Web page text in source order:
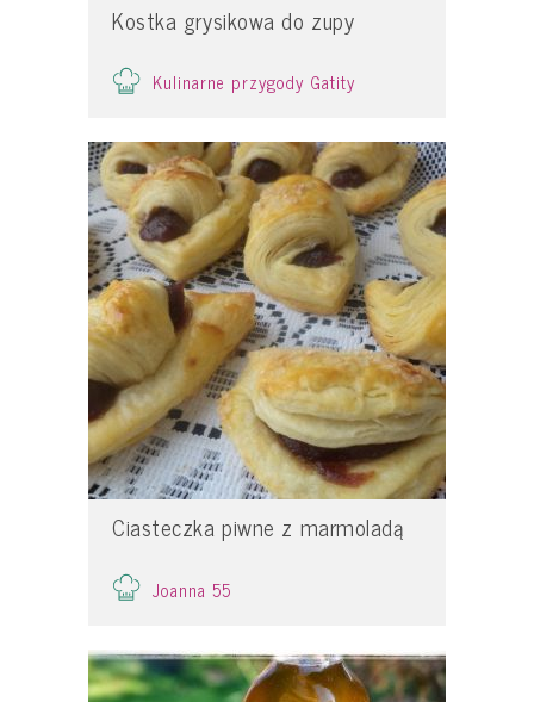
Kostka grysikowa do zupy
Kulinarne przygody Gatity
Ciasteczka piwne z marmoladą
Joanna 55